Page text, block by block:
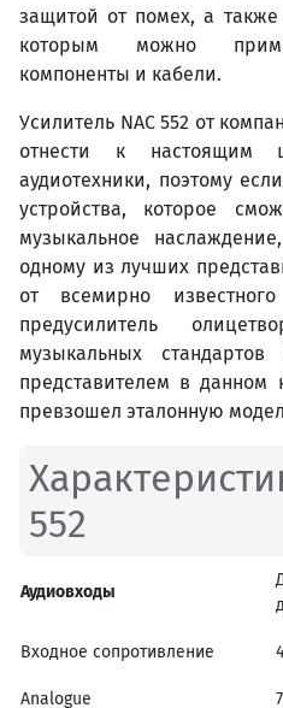
защитой от помех, а также
которым можно
компоненты и кабели.
Усилитель NAC 552 от
отнести к настоящим
аудиотехники, поэтому
устройства, которое
музыкальное
одному из лучших
от всемирно
предусилитель
музыкальных
представителем в данном
превзошел эталонную
552
Аудиовходы
Входное сопротивление
Analogue